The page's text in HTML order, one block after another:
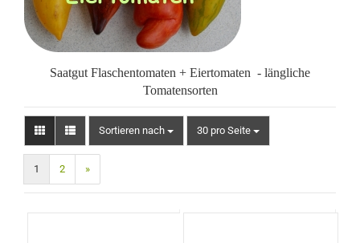
Saatgut Flaschentomaten + Eiertomaten - längliche
Tomatensorten
Sortieren nach
Sortieren nach 30 pro Seite
pro Seite
1 2 »